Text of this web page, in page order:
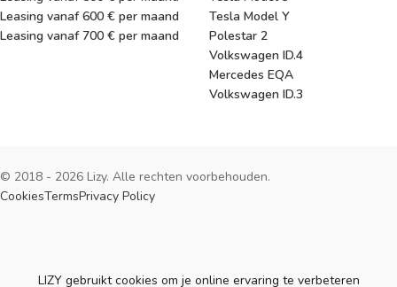
Leasing vanaf 600 € per maand
Leasing vanaf 700 € per maand
Tesla Model Y
Polestar 2
Volkswagen ID.4
Mercedes EQA
Volkswagen ID.3
© 2018 - 2026 Lizy. Alle rechten voorbehouden.
CookiesTermsPrivacy Policy
LIZY gebruikt cookies om je online ervaring te verbeteren